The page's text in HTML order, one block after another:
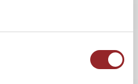
Multerer
neue Trends
Referentund